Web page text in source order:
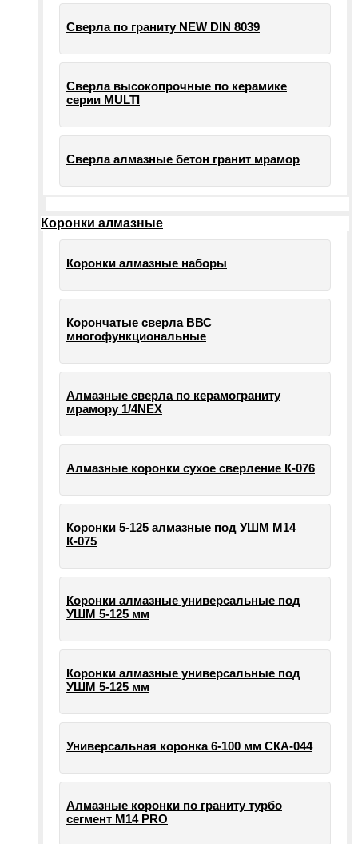
Сверла по граниту NEW DIN 8039
Сверла высокопрочные по керамике
серии MULTI
Сверла алмазные бетон гранит мрамор
Коронки алмазные
Коронки алмазные наборы
Корончатые сверла ВВС
многофункциональные
Алмазные сверла по керамограниту
мрамору 1/4NEX
Алмазные коронки сухое сверление К-076
Коронки 5-125 алмазные под УШМ М14
К-075
Коронки алмазные универсальные под
УШМ 5-125 мм
Коронки алмазные универсальные под
УШМ 5-125 мм
Универсальная коронка 6-100 мм СКА-044
Алмазные коронки по граниту турбо
сегмент М14 PRO